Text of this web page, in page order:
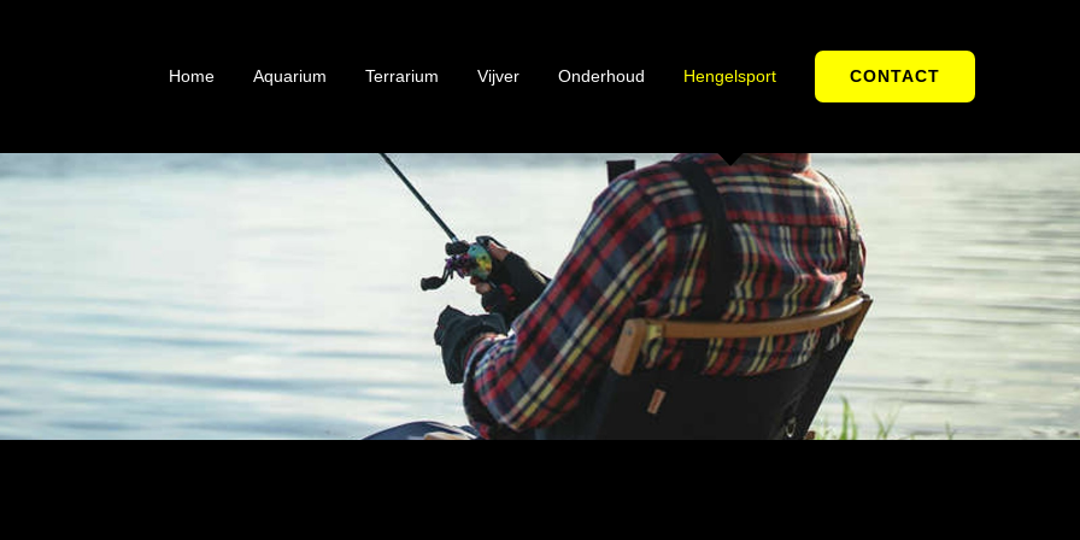
Home Aquarium Terrarium Vijver Onderhoud Hengelsport CONTACT